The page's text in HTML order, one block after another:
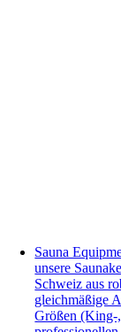
Sauna
unsere
Schweiz aus
gleichmäßige
Größen (King-